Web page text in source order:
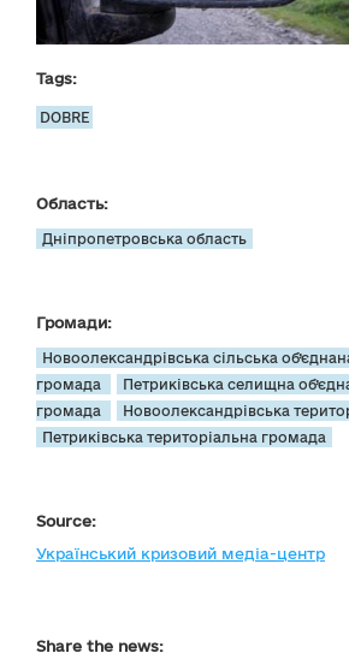
Tags:
DOBRE
Область:
Дніпропетровська область
Громади:
Новоолександрівська сільська
громада
Петриківська селищна
громада
Новоолександрівська
Петриківська територіальна громада
Source:
Український кризовий медіа-центр
Share the news: